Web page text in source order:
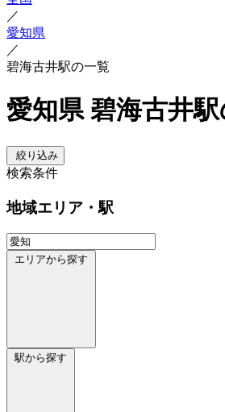
／
愛知県
／
碧海古井駅の一覧
愛知県 碧海古井
絞り込み
検索条件
地域エリア・駅
エリアから探す
駅から探す